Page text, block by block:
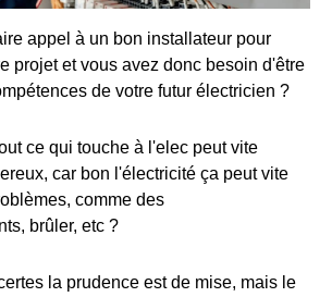
appel à un bon installateur pour
projet et vous avez donc besoin d'être
de votre futur électricien ?
ce qui touche à l'elec peut vite
car bon l'électricité ça peut vite
comme des
brûler, etc ?
la prudence est de mise, mais le